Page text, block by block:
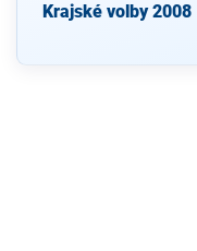
Krajské volby 2008